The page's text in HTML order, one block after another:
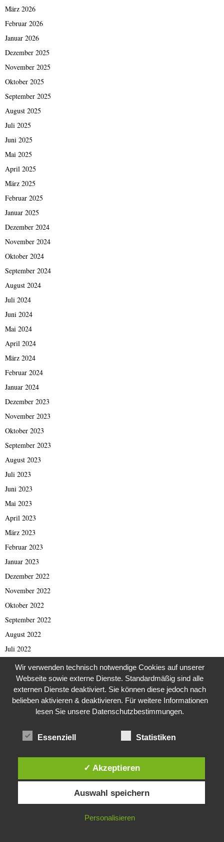
März 2026
Februar 2026
Januar 2026
Dezember 2025
November 2025
Oktober 2025
September 2025
August 2025
Juli 2025
Juni 2025
Mai 2025
April 2025
März 2025
Februar 2025
Januar 2025
Dezember 2024
November 2024
Oktober 2024
September 2024
August 2024
Juli 2024
Juni 2024
Mai 2024
April 2024
März 2024
Februar 2024
Januar 2024
Dezember 2023
November 2023
Oktober 2023
September 2023
August 2023
Juli 2023
Juni 2023
Mai 2023
April 2023
März 2023
Februar 2023
Januar 2023
Dezember 2022
November 2022
Oktober 2022
September 2022
August 2022
Juli 2022
Juni 2022
Mai 2022
April 2022
Januar 2022
Oktober 2021
Diese Website verwendet Cookies. Durch die weitere Nutzung dieser
Website stimmst du der Verwendung von Cookies zu.
IN ORDNUNG
Wir verwenden technisch notwendige Cookies auf unserer
Webseite sowie externe Dienste. Standardmäßig sind alle
externen Dienste deaktiviert. Sie können diese jedoch nach
belieben aktivieren & deaktivieren. Für weitere Informationen
lesen Sie unsere Datenschutzbestimmungen.
Essenziell Statistiken
✓ Akzeptieren
Auswahl speichern
Personalisieren